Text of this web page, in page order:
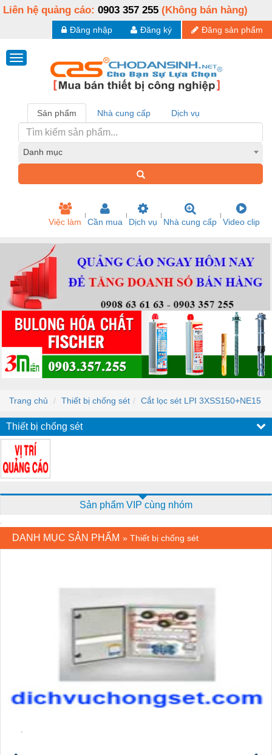
Liên hệ quảng cáo: 0903 357 255 (Không bán hàng)
Đăng sản phẩm
Đăng ký
Đăng nhập
Sản phẩm Nhà cung cấp Dịch vụ
Danh mục
Việc làm Cần mua Dịch vụ Nhà cung cấp Video clip
Trang chủ Thiết bị chống sét Cắt lọc sét LPI 3XSS150+NE15
Thiết bị chống sét
Sản phẩm VIP cùng nhóm
DANH MỤC SẢN PHẨM » Thiết bị chống sét